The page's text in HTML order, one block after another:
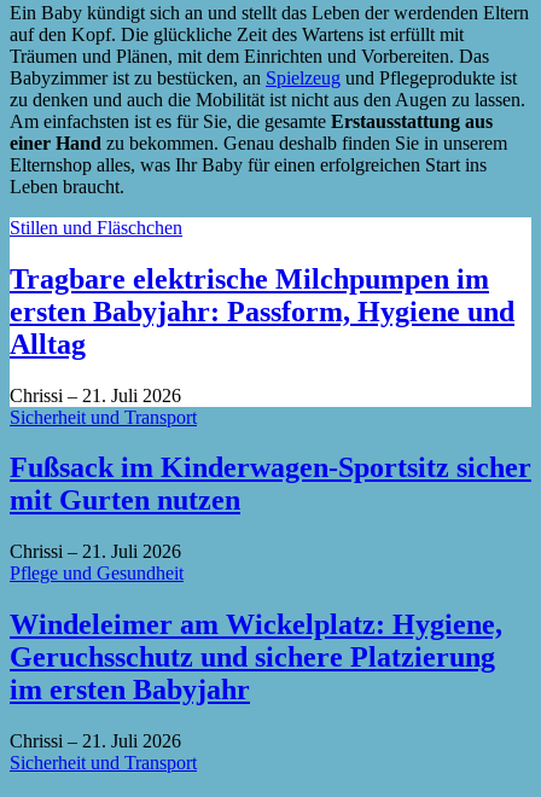
Ein Baby kündigt sich an und stellt das Leben der werdenden Eltern
auf den Kopf. Die glückliche Zeit des Wartens ist erfüllt mit
Träumen und Plänen, mit dem Einrichten und Vorbereiten. Das
Babyzimmer ist zu bestücken, an Spielzeug und Pflegeprodukte ist
zu denken und auch die Mobilität ist nicht aus den Augen zu lassen.
Am einfachsten ist es für Sie, die gesamte Erstausstattung aus
einer Hand zu bekommen. Genau deshalb finden Sie in unserem
Elternshop alles, was Ihr Baby für einen erfolgreichen Start ins
Leben braucht.
Stillen und Fläschchen
Tragbare elektrische Milchpumpen im
ersten Babyjahr: Passform, Hygiene und
Alltag
Chrissi – 21. Juli 2026
Sicherheit und Transport
Fußsack im Kinderwagen-Sportsitz sicher
mit Gurten nutzen
Chrissi – 21. Juli 2026
Pflege und Gesundheit
Windeleimer am Wickelplatz: Hygiene,
Geruchsschutz und sichere Platzierung
im ersten Babyjahr
Chrissi – 21. Juli 2026
Sicherheit und Transport